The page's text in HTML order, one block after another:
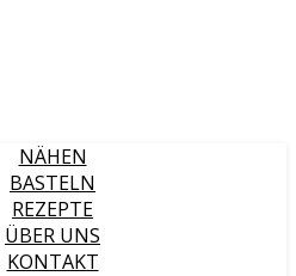
NÄHEN
BASTELN
REZEPTE
ÜBER UNS
KONTAKT